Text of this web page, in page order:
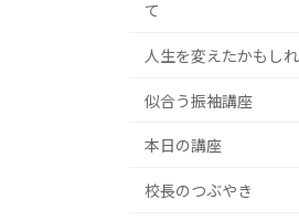
て
人生を変えたかもし
似合う振袖講座
本日の講座
校長のつぶやき